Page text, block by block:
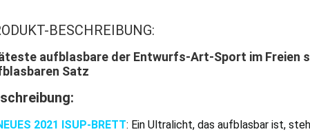
BESCHREIBUNG:
aufblasbare der Entwurfs-Art-Sport im
Satz
2021 ISUP-BRETT: Ein Ultralicht, das aufblasbar ist,